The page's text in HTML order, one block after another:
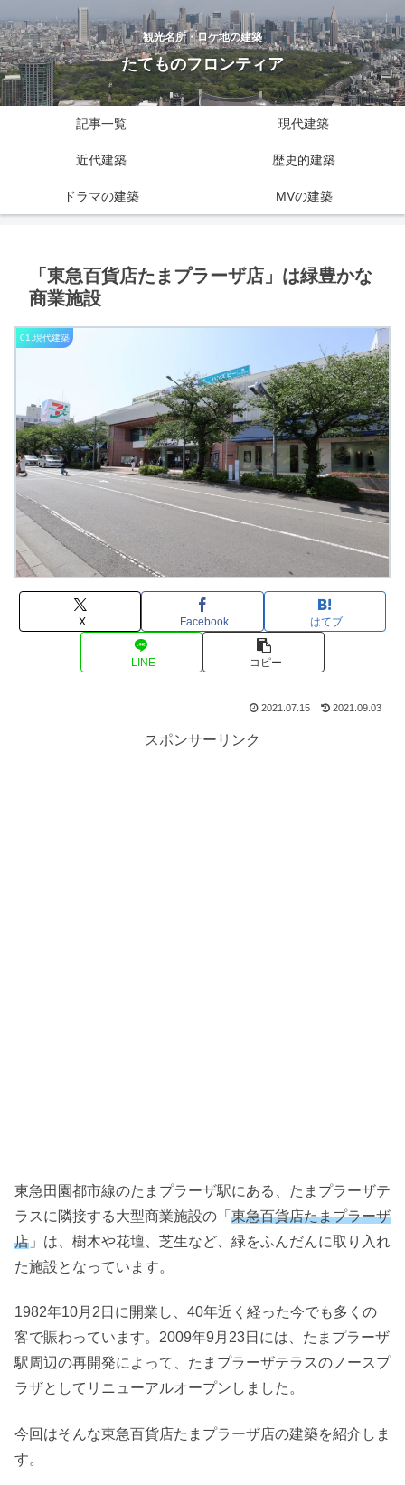
観光名所・ロケ地の建築
たてものフロンティア
記事一覧 現代建築
近代建築 歴史的建築
ドラマの建築 MVの建築
「東急百貨店たまプラーザ店」は緑豊かな
商業施設
01.現代建築
X Facebook はてブ
LINE コピー
2021.07.15 2021.09.03
スポンサーリンク
東急田園都市線のたまプラーザ駅にある、たまプラーザテ
ラスに隣接する大型商業施設の「 東急百貨店たまプラーザ
店 」は、樹木や花壇、芝生など、緑をふんだんに取り入れ
た施設となっています。
1982年10月2日に開業し、40年近く経った今でも多くの
客で賑わっています。2009年9月23日には、たまプラーザ
駅周辺の再開発によって、たまプラーザテラスのノースプ
ラザとしてリニューアルオープンしました。
今回はそんな東急百貨店たまプラーザ店の建築を紹介しま
す。